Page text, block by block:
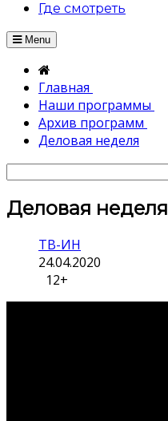
Где смотреть
Menu
Главная
Наши программы
Архив программ
Деловая неделя
Деловая неделя
ТВ-ИН
24.04.2020
12+